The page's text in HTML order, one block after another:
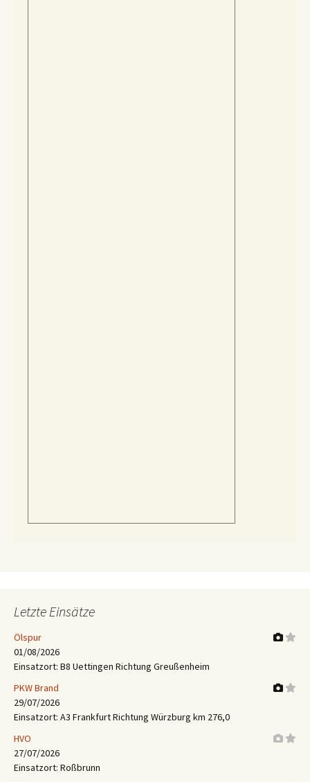
Letzte Einsätze
Ölspur
01/08/2026
Einsatzort: B8 Uettingen Richtung Greußenheim
PKW Brand
29/07/2026
Einsatzort: A3 Frankfurt Richtung Würzburg km 276,0
HVO
27/07/2026
Einsatzort: Roßbrunn